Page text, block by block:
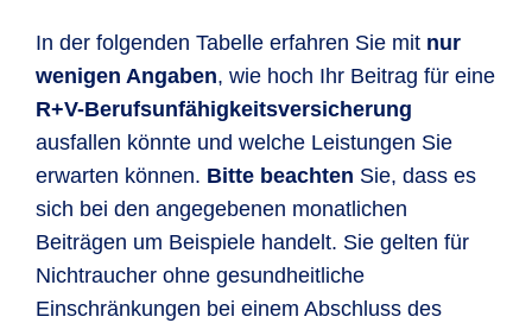
In der folgenden Tabelle erfahren Sie mit nur
wenigen Angaben, wie hoch Ihr Beitrag für eine
R+V-Berufsunfähigkeitsversicherung
ausfallen könnte und welche Leistungen Sie
erwarten können. Bitte beachten Sie, dass es
sich bei den angegebenen monatlichen
Beiträgen um Beispiele handelt. Sie gelten für
Nichtraucher ohne gesundheitliche
Einschränkungen bei einem Abschluss des